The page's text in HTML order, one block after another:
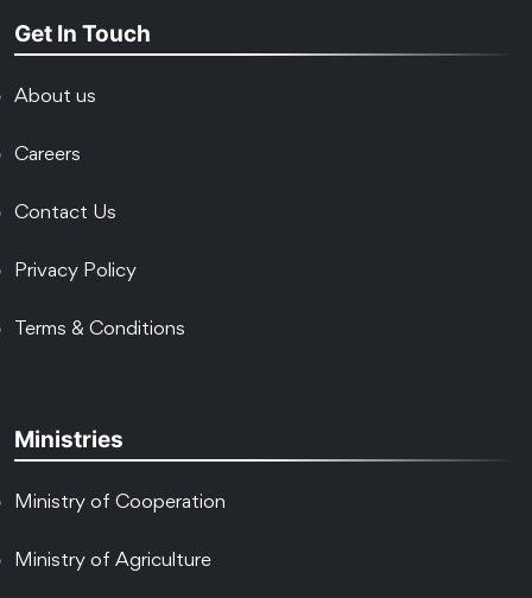
Get In Touch
About us
Careers
Contact Us
Privacy Policy
Terms & Conditions
Ministries
Ministry of Cooperation
Ministry of Agriculture